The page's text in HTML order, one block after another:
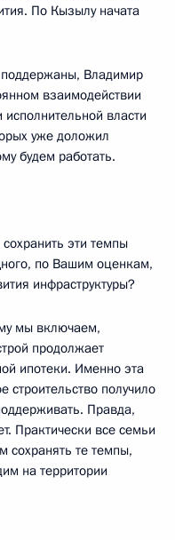
По Кызылу начата
Владимир
взаимодействии
власти
уже доложил
будем работать.
эти темпы
по Вашим оценкам,
инфраструктуры?
мы включаем,
продолжает
ипотеки. Именно эта
строительство получило
Правда,
Практически все семьи
сохранять те темпы,
на территории